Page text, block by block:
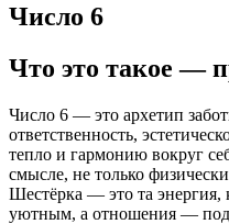
Число 6
Что это такое —
Число 6 — это архетип
ответственность,
тепло и гармонию вокруг
смысле, не только
Шестёрка — это та энергия,
уютным, а отношения —